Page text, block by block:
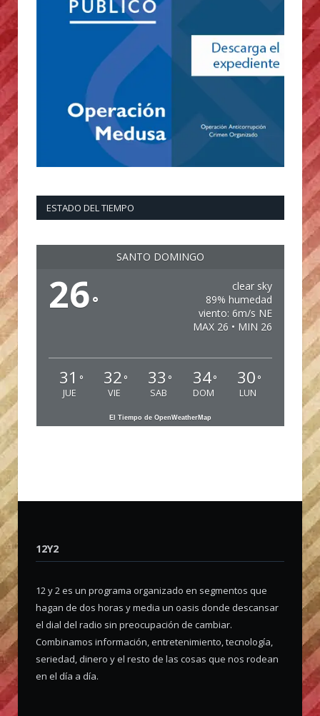
ESTADO DEL TIEMPO
SANTO DOMINGO
26°
clear sky
89% humedad
viento: 6m/s NE
MAX 26 • MIN 26
31 °
JUE
32 °
VIE
33 °
SAB
34°
DOM
30 °
LUN
El Tiempo de OpenWeatherMap
12Y2
12 y 2 es un programa organizado en segmentos que
hagan de dos horas y media un oasis donde descansar
el dial del radio sin preocupación de cambiar.
Combinamos información, entretenimiento, tecnología,
seriedad, dinero y el resto de las cosas que nos rodean
en el día a día.